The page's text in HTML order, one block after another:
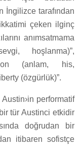
İngilizce tarafından
çeken ilginç
anımsatmama
hoşlanma)”,
(anlam, his,
(özgürlük)”.
performatif
tür Austinci etkidir
doğrudan bir
itibaren sofistçe